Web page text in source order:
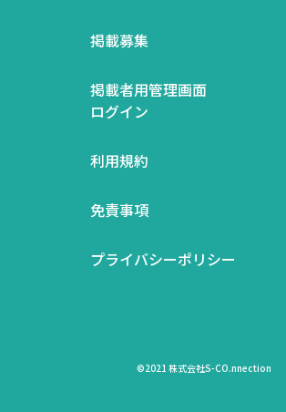
掲載募集
掲載者用管理画面
ログイン
利用規約
免責事項
プライバシーポリシー
©2021 株式会社S-CO.nnection